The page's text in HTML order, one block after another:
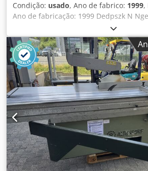
Condição: usado, Ano de fabrico: 1999,
Ano de fabricação: 1999 Dedpszk N
Equipamento e dados técnicos: - Com
altura e da inclinação da lâmina de
introdução das medidas através do
digital do ângulo de inclinação e da
Versão CE - Comprimento de corte
travamento central e de fim de curso -
1000 mm - Com exibição digital e
corte até 175 mm com diâmetro da
mm (neste caso, o dispositivo de pré-
removido) - Motor de 5,5 kW com 4
rpm, ajustável manualmente - Com
exibição digital da velocidade -
2 eixos com ajuste elétrico da altura e
Disponibilidade: a curto prazo